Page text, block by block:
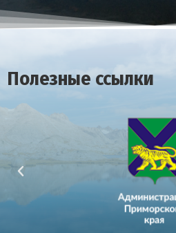
Полезные ссылки